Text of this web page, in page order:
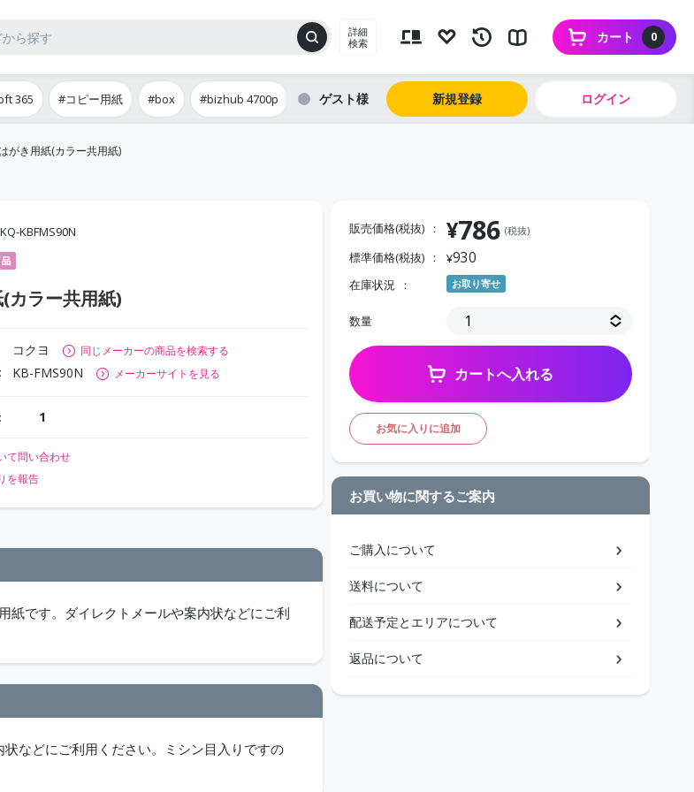
詳細
検索
0
カート
365 #コピー用紙 #box #bizhub 4700p ゲスト 新規登録 ログイン
がき用紙(カラー共用紙)
KBFMS90N
カラー共用紙)
コクヨ 同じメーカーの商品を検索する
KB-FMS90N メーカーサイトを見る
1
て問い合わせ
を報告
紙です。ダイレクトメールや案内状などにご利
などにご利用ください。ミシン目入りですの
販売価格(税抜) ¥786 (税抜)
標準価格(税抜) ¥930
在庫状況 お取り寄せ
数量
カートへ入れる
お気に入りに追加
お買い物に関するご案内
ご購入について
送料について
配送予定とエリアについて
返品について